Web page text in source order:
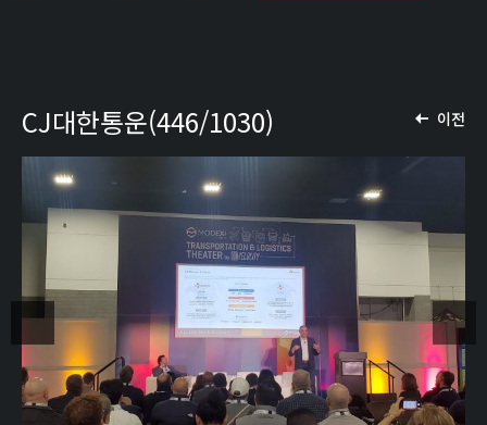
이전
CJ대한통운(446/1030)